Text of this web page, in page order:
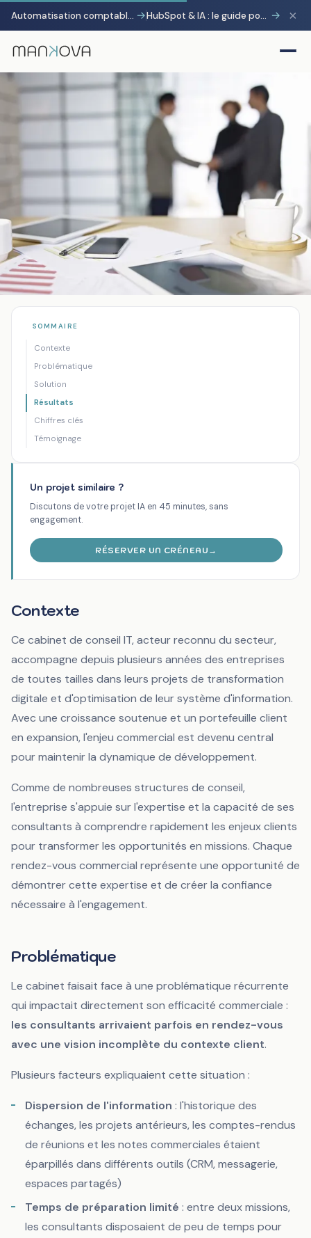
Automatisation comptable avec Pennylane : transformer la charge administrative en avantage stratégique → HubSpot & IA : le guide pour gagner 10 heures par semaine → ×
Accueil/
Cas
ÉTUDE DE
Préparer automatiquement les
rendez-vous commerciaux
Conseil en technologies
Contexte
Ce cabinet de conseil IT, acteur reconnu du secteur,
accompagne depuis plusieurs années des entreprises
de toutes tailles dans leurs projets de transformation
digitale et d'optimisation de leur système d'information.
Avec une croissance soutenue et un portefeuille client
en expansion, l'enjeu commercial est devenu central
pour maintenir la dynamique de développement.
Comme de nombreuses structures de conseil,
l'entreprise s'appuie sur l'expertise et la capacité de ses
consultants à comprendre rapidement les enjeux clients
pour transformer les opportunités en missions. Chaque
rendez-vous commercial représente une opportunité de
démontrer cette expertise et de créer la confiance
nécessaire à l'engagement.
Problématique
Le cabinet faisait face à une problématique récurrente
qui impactait directement son efficacité commerciale :
les consultants arrivaient parfois en rendez-vous
avec une vision incomplète du contexte client.
Plusieurs facteurs expliquaient cette situation :
Dispersion de l'information : l'historique des
échanges, les projets antérieurs, les comptes-rendus
de réunions et les notes commerciales étaient
éparpillés dans différents outils (CRM, messagerie,
espaces partagés)
Temps de préparation limité : entre deux missions,
les consultants disposaient de peu de temps pour
SOMMAIRE
Contexte
Problématique
Solution
Résultats
Chiffres clés
Témoignage
Un projet similaire ?
Discutons de votre projet IA en 45 minutes, sans
engagement.
RÉSERVER UN CRÉNEAU →